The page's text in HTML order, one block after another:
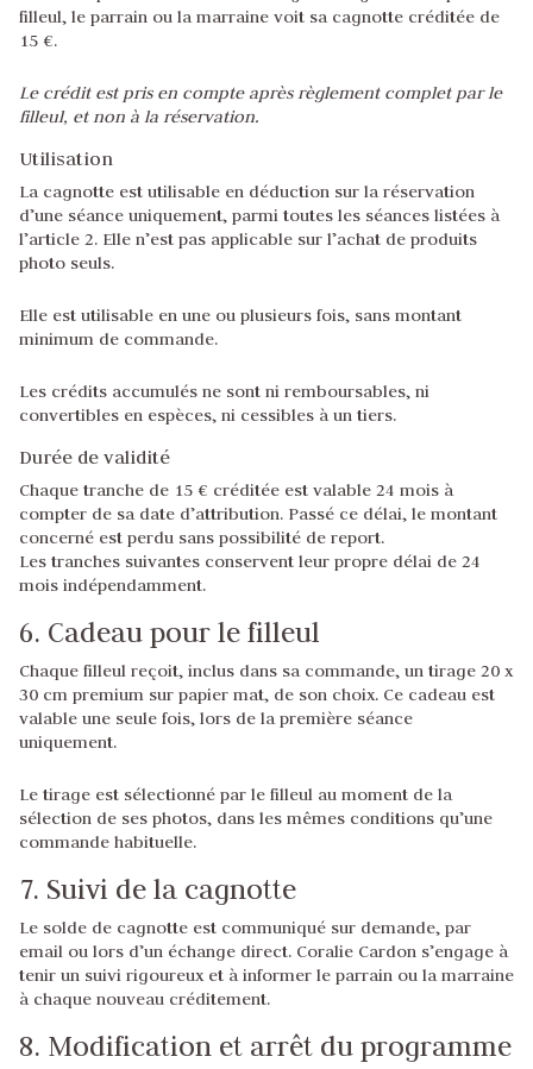
filleul, le parrain ou la marraine voit sa cagnotte créditée de
15 €.
Le crédit est pris en compte après règlement complet par le
filleul, et non à la réservation.
Utilisation
La cagnotte est utilisable en déduction sur la réservation
d’une séance uniquement, parmi toutes les séances listées à
l’article 2. Elle n’est pas applicable sur l’achat de produits
photo seuls.
Elle est utilisable en une ou plusieurs fois, sans montant
minimum de commande.
Les crédits accumulés ne sont ni remboursables, ni
convertibles en espèces, ni cessibles à un tiers.
Durée de validité
Chaque tranche de 15 € créditée est valable 24 mois à
compter de sa date d’attribution. Passé ce délai, le montant
concerné est perdu sans possibilité de report.
Les tranches suivantes conservent leur propre délai de 24
mois indépendamment.
6. Cadeau pour le filleul
Chaque filleul reçoit, inclus dans sa commande, un tirage 20 x
30 cm premium sur papier mat, de son choix. Ce cadeau est
valable une seule fois, lors de la première séance
uniquement.
Le tirage est sélectionné par le filleul au moment de la
sélection de ses photos, dans les mêmes conditions qu’une
commande habituelle.
7. Suivi de la cagnotte
Le solde de cagnotte est communiqué sur demande, par
email ou lors d’un échange direct. Coralie Cardon s’engage à
tenir un suivi rigoureux et à informer le parrain ou la marraine
à chaque nouveau créditement.
8. Modification et arrêt du programme